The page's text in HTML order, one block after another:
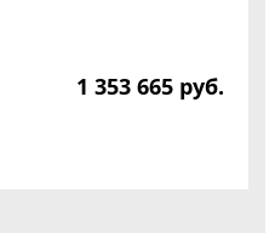
1 353 665 руб.